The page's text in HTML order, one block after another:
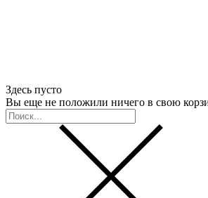
Здесь пусто
Вы еще не положили ничего в свою